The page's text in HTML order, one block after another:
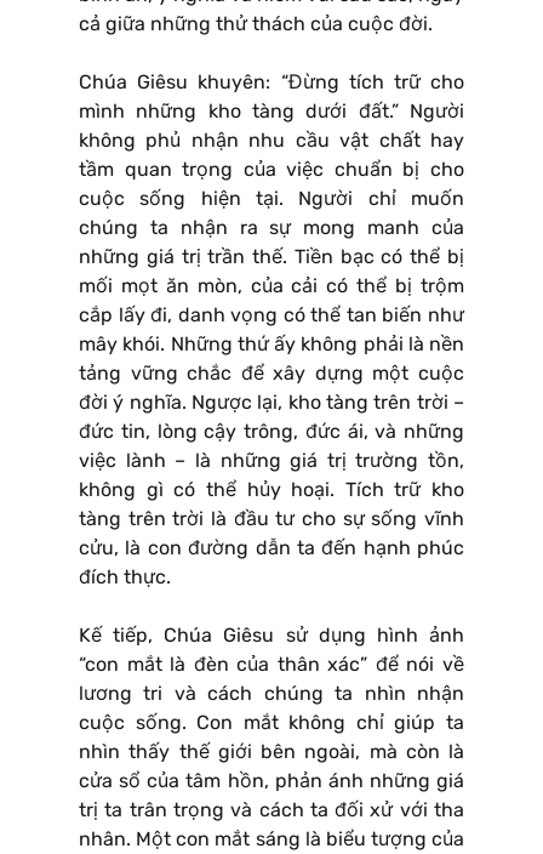
cả giữa những thử thách của cuộc đời.
Chúa Giêsu khuyên: “Đừng tích trữ cho
mình những kho tàng dưới đất.” Người
không phủ nhận nhu cầu vật chất hay
tầm quan trọng của việc chuẩn bị cho
cuộc sống hiện tại. Người chỉ muốn
chúng ta nhận ra sự mong manh của
những giá trị trần thế. Tiền bạc có thể bị
mối mọt ăn mòn, của cải có thể bị trộm
cắp lấy đi, danh vọng có thể tan biến như
mây khói. Những thứ ấy không phải là nền
tảng vững chắc để xây dựng một cuộc
đời ý nghĩa. Ngược lại, kho tàng trên trời –
đức tin, lòng cậy trông, đức ái, và những
việc lành – là những giá trị trường tồn,
không gì có thể hủy hoại. Tích trữ kho
tàng trên trời là đầu tư cho sự sống vĩnh
cửu, là con đường dẫn ta đến hạnh phúc
đích thực.
Kế tiếp, Chúa Giêsu sử dụng hình ảnh
“con mắt là đèn của thân xác” để nói về
lương tri và cách chúng ta nhìn nhận
cuộc sống. Con mắt không chỉ giúp ta
nhìn thấy thế giới bên ngoài, mà còn là
cửa sổ của tâm hồn, phản ánh những giá
trị ta trân trọng và cách ta đối xử với tha
nhân. Một con mắt sáng là biểu tượng của